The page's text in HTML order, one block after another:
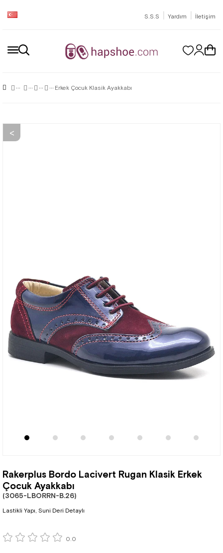
S.S.S | Yardım | İletişim
Erkek Çocuk Klasik Ayakkabı
Rakerplus Bordo Lacivert Rugan Klasik Erkek
Çocuk Ayakkabı
(3065-LBORRN-B.26)
Lastikli Yapı, Suni Deri Detaylı
0.0